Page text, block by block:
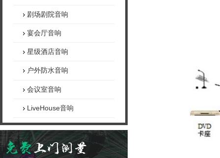
剧场剧院音响
宴会厅音响
星级酒店音响
户外防水音响
会议室音响
LiveHouse音响